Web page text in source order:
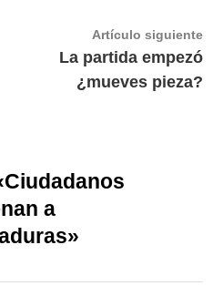
Artículo siguiente
La partida empezó
¿mueves pieza?
Ciudadanos
a
»